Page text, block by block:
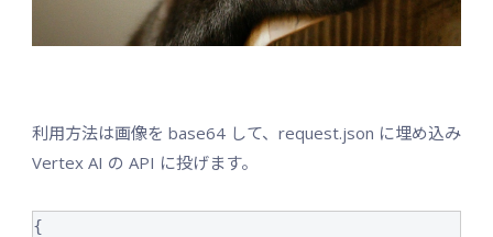
利用方法は画像を base64 して、request.json に埋め込み
Vertex AI の API に投げます。
{